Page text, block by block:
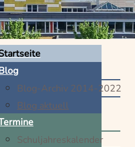
Blog-Archiv 2014-2022
Blog aktuell
Schuljahreskalender